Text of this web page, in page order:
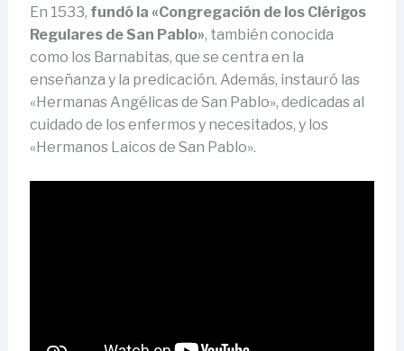
En 1533, fundó la «Congregación de los Clérigos
Regulares de San Pablo», también conocida
como los Barnabitas, que se centra en la
enseñanza y la predicación. Además, instauró las
«Hermanas Angélicas de San Pablo», dedicadas al
cuidado de los enfermos y necesitados, y los
«Hermanos Laicos de San Pablo».